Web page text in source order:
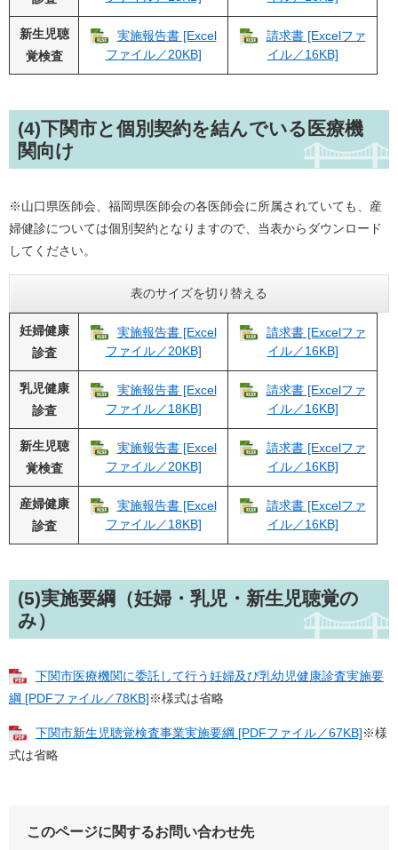
新生児聴
覚検査
実施報告書 [Excel
ファイル／20KB]
請求書 [Excelファ
イル／16KB]
(4)下関市と個別契約を結んでいる医療機
関向け
※山口県医師会、福岡県医師会の各医師会に所属されていても、産
婦健診については個別契約となりますので、当表からダウンロード
してください。
表のサイズを切り替える
妊婦健康
診査
実施報告書 [Excel
ファイル／20KB]
請求書 [Excelファ
イル／16KB]
乳児健康
診査
実施報告書 [Excel
ファイル／18KB]
請求書 [Excelファ
イル／16KB]
新生児聴
覚検査
実施報告書 [Excel
ファイル／20KB]
請求書 [Excelファ
イル／16KB]
産婦健康
診査
実施報告書 [Excel
ファイル／18KB]
請求書 [Excelファ
イル／16KB]
(5)実施要綱（妊婦・乳児・新生児聴覚の
み）
下関市医療機関に委託して行う妊婦及び乳幼児健康診査実施要
綱 [PDFファイル／78KB]※様式は省略
下関市新生児聴覚検査事業実施要綱 [PDFファイル／67KB]※様
式は省略
このページに関するお問い合わせ先